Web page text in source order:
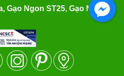
, Gạo Ngon ST25, Gạo Nếp